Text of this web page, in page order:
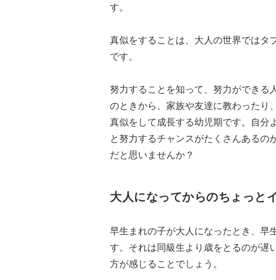
す。
真似をすることは、大人の世界ではタ
です。
努力することを知って、努力ができる
のときから、家族や友達に教わったり
真似をして成長する幼児期です。自分
と努力するチャンスがたくさんあるの
だと思いませんか？
大人になってからのちょっと
早生まれの子が大人になったとき、早
す。それは同級生より歳をとるのが遅
方が感じることでしょう。